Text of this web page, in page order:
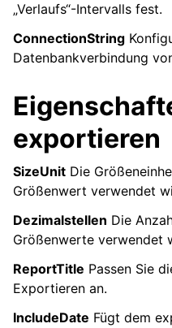
„Verlaufs“-Intervalls fest.
ConnectionString
Datenbankverbindung
exportieren
SizeUnit Die
Größenwert verwendet
Dezimalstellen Die
Größenwerte verwendet
ReportTitle Passen Sie
Exportieren an.
IncludeDate Fügt dem